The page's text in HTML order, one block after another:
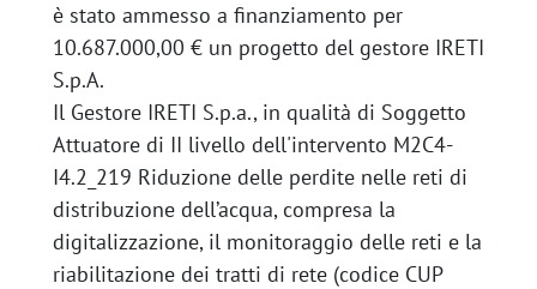
è stato ammesso a finanziamento per
10.687.000,00 € un progetto del gestore IRETI
S.p.A.
Il Gestore IRETI S.p.a., in qualità di Soggetto
Attuatore di II livello dell'intervento M2C4-
I4.2_219 Riduzione delle perdite nelle reti di
distribuzione dell’acqua, compresa la
digitalizzazione, il monitoraggio delle reti e la
riabilitazione dei tratti di rete (codice CUP